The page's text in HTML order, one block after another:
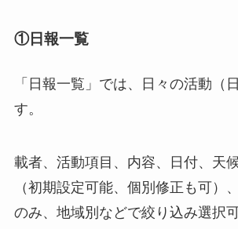
①日報一覧
「日報一覧」では、日々の活動（
す。
載者、活動項目、内容、日付、天
（初期設定可能、個別修正も可）
のみ、地域別などで絞り込み選択